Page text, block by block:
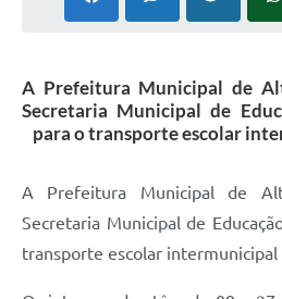
A Prefeitura Municipal de
Secretaria Municipal de
para o transporte escolar
A Prefeitura Municipal de
Secretaria Municipal de
transporte escolar